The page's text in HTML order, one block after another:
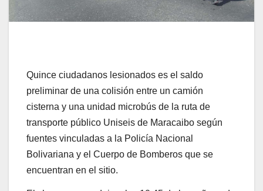
Quince ciudadanos lesionados es el saldo
preliminar de una colisión entre un camión
cisterna y una unidad microbús de la ruta de
transporte público Uniseis de Maracaibo según
fuentes vinculadas a la Policía Nacional
Bolivariana y el Cuerpo de Bomberos que se
encuentran en el sitio.